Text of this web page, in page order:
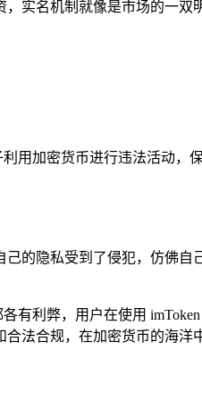
实名机制就像是市场的一双
用加密货币进行违法活动，
的隐私受到了侵犯，仿佛自
有利弊，用户在使用
法合规，在加密货币的海洋